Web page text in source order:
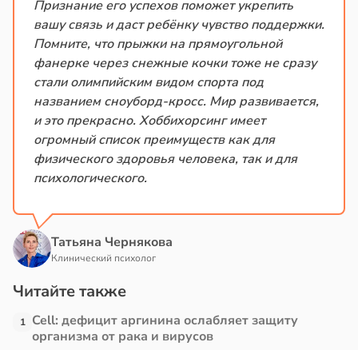
Признание его успехов поможет укрепить
вашу связь и даст ребёнку чувство поддержки.
Помните, что прыжки на прямоугольной
фанерке через снежные кочки тоже не сразу
стали олимпийским видом спорта под
названием сноуборд-кросс. Мир развивается,
и это прекрасно. Хоббихорсинг имеет
огромный список преимуществ как для
физического здоровья человека, так и для
психологического.
Татьяна Чернякова
Клинический психолог
Читайте также
1 Cell: дефицит аргинина ослабляет защиту
организма от рака и вирусов